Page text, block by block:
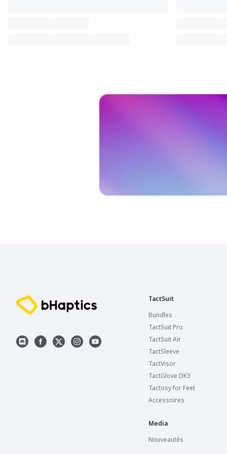
TactSuit
Bundles
TactSuit Pro
TactSuit Air
TactSleeve
TactVisor
TactGlove DK3
Tactosy for Feet
Accessoires
Media
Nouveautés